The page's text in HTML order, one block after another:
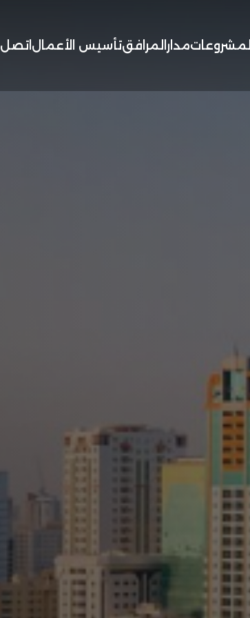
المشروعاتمدار المرافقتأسيس الأعمال اتصل